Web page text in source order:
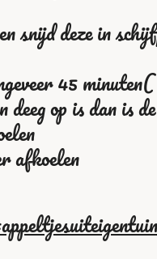
snijd deze in
45
op is dan is
afkoelen